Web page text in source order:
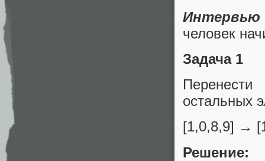
человек
Задача 1
остальных
[1,0,8,9] →
Решение: